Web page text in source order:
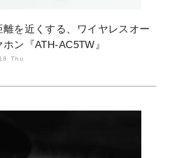
を近くする、ワイヤレスオー
ン『ATH-AC5TW』
Thu